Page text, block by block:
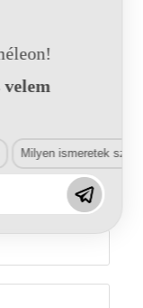
velem
Milyen ismeretek